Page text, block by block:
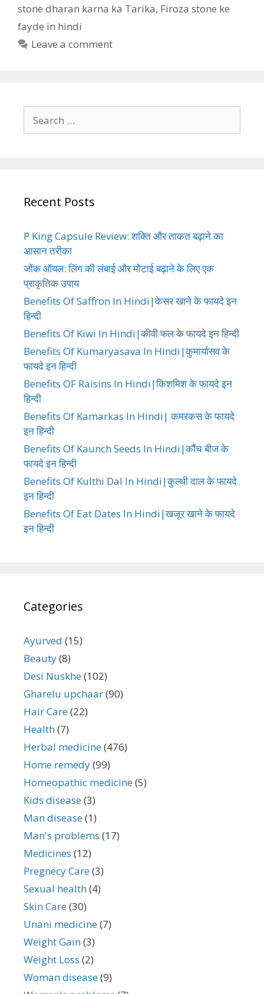
stone dharan karna ka Tarika, Firoza stone ke
fayde in hindi
Leave a comment
for:
Recent Posts
P King Capsule Review: शक्ति और ताकत बढ़ाने का
आसान तरीका
जोंक ऑयल: लिंग की लंबाई और मोटाई बढ़ाने के लिए एक
प्राकृतिक उपाय
Benefits Of Saffron In Hindi|केसर खाने के फायदे इन
हिन्दी
Benefits Of Kiwi In Hindi|कीवी फल के फायदे इन हिन्दी
Benefits Of Kumaryasava In Hindi|कुमार्यासव के
फायदे इन हिन्दी
Benefits OF Raisins In Hindi|किशमिश के फायदे इन
हिन्दी
Benefits Of Kamarkas In Hindi| कमरकस के फायदे
इन हिन्दी
Benefits Of Kaunch Seeds In Hindi|कौंच बीज के
फायदे इन हिन्दी
Benefits Of Kulthi Dal In Hindi|कुल्थी दाल के फायदे
इन हिन्दी
Benefits Of Eat Dates In Hindi|खजूर खाने के फायदे
इन हिन्दी
Categories
Ayurved (15)
Beauty(8)
Desi Nuskhe(102)
Gharelu upchaar(90)
Hair Care(22)
Health(7)
Herbal medicine(476)
Home remedy(99)
Homeopathic medicine(5)
Kids disease(3)
Man disease(1)
Man's problems (17)
Medicines (12)
Pregnecy Care(3)
Sexual health(4)
Skin Care(30)
Unani medicine(7)
Weight Gain(3)
Weight Loss (2)
Woman disease(9)